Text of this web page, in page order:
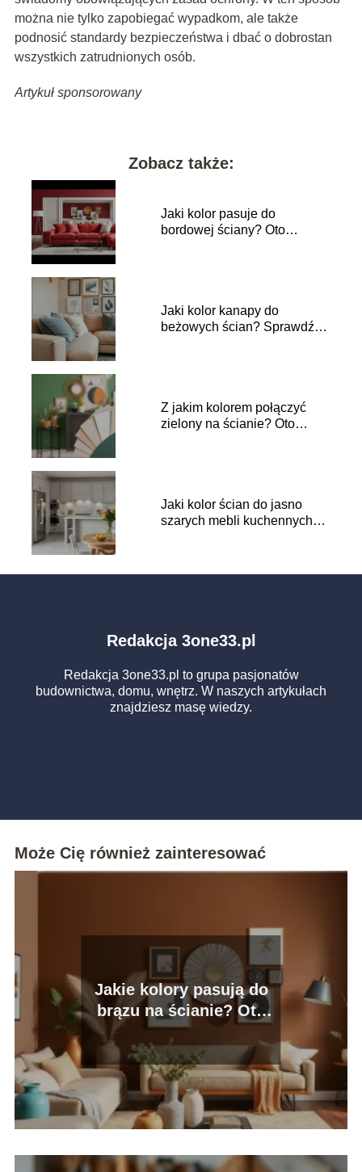
można nie tylko zapobiegać wypadkom, ale także
podnosić standardy bezpieczeństwa i dbać o dobrostan
wszystkich zatrudnionych osób.
Artykuł sponsorowany
Zobacz także:
Jaki kolor pasuje do
bordowej ściany? Oto
Jaki kolor kanapy do
beżowych ścian? Sprawdź
Z jakim kolorem połączyć
zielony na ścianie? Oto
Jaki kolor ścian do jasno
szarych mebli kuchennych?
Redakcja 3one33.pl
Redakcja 3one33.pl to grupa pasjonatów
budownictwa, domu, wnętrz. W naszych artykułach
znajdziesz masę wiedzy.
Może Cię również zainteresować
Jakie kolory pasują do
brązu na ścianie? Oto
najlepsze połączenia!